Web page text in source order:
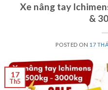
Xe nâng tay
&
POSTED ON 17
17
Th5